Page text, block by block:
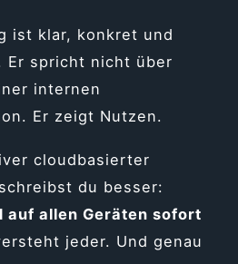
ist klar, konkret und
Er spricht nicht über
internen
Er zeigt Nutzen.
cloudbasierter
du besser:
auf allen Geräten sofort
jeder. Und genau